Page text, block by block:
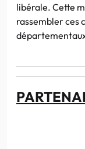
libérale. Cette
rassembler ces